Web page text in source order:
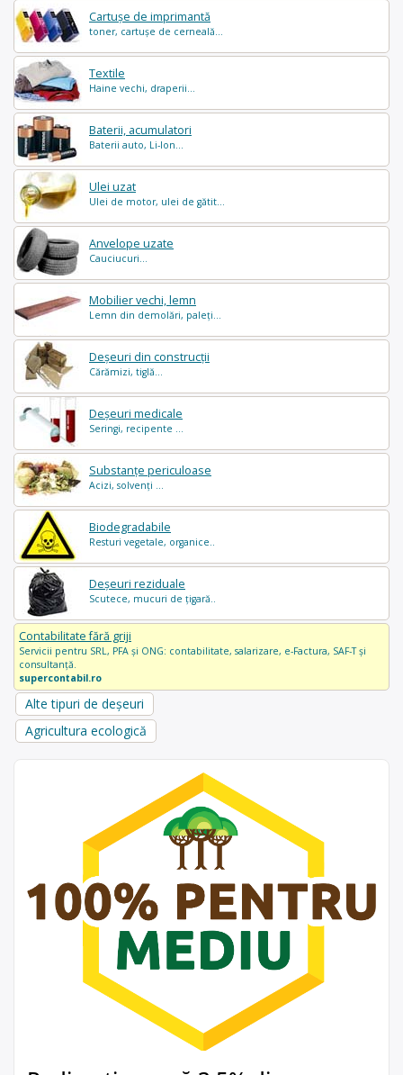
Cartușe de imprimantă
toner, cartușe de cerneală...
Textile
Haine vechi, draperii...
Baterii, acumulatori
Baterii auto, Li-Ion...
Ulei uzat
Ulei de motor, ulei de gătit...
Anvelope uzate
Cauciucuri...
Mobilier vechi, lemn
Lemn din demolări, paleți...
Deșeuri din construcții
Cărămizi, tiglă...
Deșeuri medicale
Seringi, recipente ...
Substanțe periculoase
Acizi, solvenți ...
Biodegradabile
Resturi vegetale, organice..
Deșeuri reziduale
Scutece, mucuri de țigară..
Contabilitate fără griji
Servicii pentru SRL, PFA și ONG: contabilitate, salarizare, e-Factura, SAF-T și
consultanță.
supercontabil.ro
Alte tipuri de deșeuri
Agricultura ecologică